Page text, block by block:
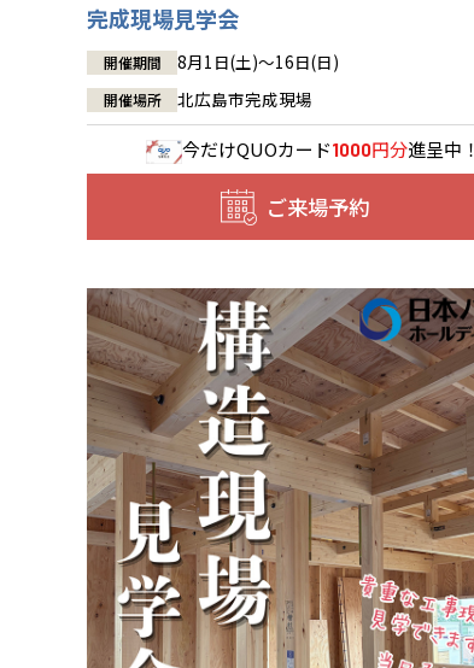
完成現場見学会
開催期間 8月1日(土)～16日(日)
開催場所 北広島市完成現場
今だけQUOカード1000円分進呈中！
ご来場予約